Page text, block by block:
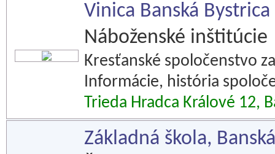
Vinica Banská Bystrica
Náboženské inštitúcie
Kresťanské spoločenstvo
Informácie, história
Trieda Hradca Králové 12,
Základná škola,